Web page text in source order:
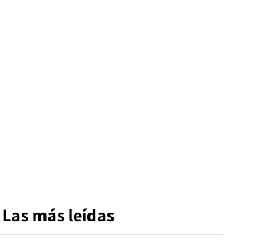
Las más leídas